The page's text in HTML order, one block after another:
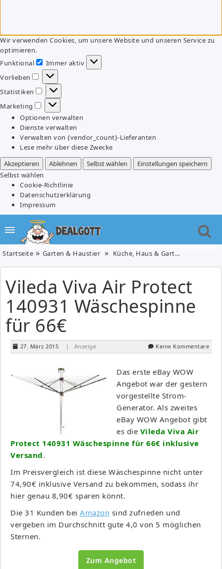
Wir verwenden Cookies, um unsere Website und unseren Service zu
optimieren.
Funktional
Funktional
Immer aktiv
Vorlieben
Vorlieben
Statistiken
Statistiken
Marketing
Marketing
Optionen verwalten
Dienste verwalten
Verwalten von {vendor_count}-Lieferanten
Lese mehr über diese Zwecke
Akzeptieren
Ablehnen Selbst wählen
Einstellungen speichern
Selbst wählen
Cookie-Richtlinie
Datenschutzerklärung
Impressum
Startseite Garten & Haustier Küche, Haus & Garten
Vileda Viva Air Protect
140931 Wäschespinne
für 66€
27. März 2015 | Anzeige Keine Kommentare
Das erste eBay WOW
Angebot war der gestern
vorgestellte Strom-
Generator. Als zweites
eBay WOW Angebot gibt
es die Vileda Viva Air
Protect 140931 Wäschespinne für 66€ inklusive
Versand.
Im Preisvergleich ist diese Wäschespinne nicht unter
74,90€ inklusive Versand zu bekommen, sodass ihr
hier genau 8,90€ sparen könnt.
Die 31 Kunden bei Amazon sind zufrieden und
vergeben im Durchschnitt gute 4,0 von 5 möglichen
Sternen.
Zum Angebot